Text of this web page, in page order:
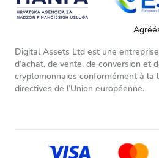
Digital Assets Ltd est une
d’achat, de vente, de conversion et
cryptomonnaies conformément à la
directives de l’Union européenne.